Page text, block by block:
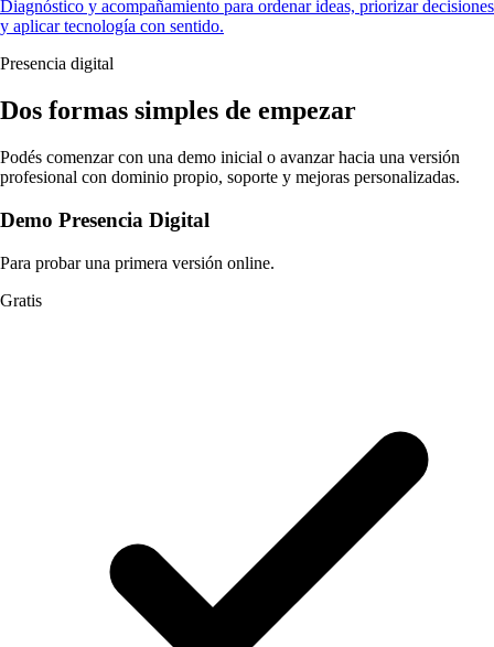
Diagnóstico y acompañamiento para ordenar ideas, priorizar decisiones
y aplicar tecnología con sentido.
Presencia digital
Dos formas simples de empezar
Podés comenzar con una demo inicial o avanzar hacia una versión
profesional con dominio propio, soporte y mejoras personalizadas.
Demo Presencia Digital
Para probar una primera versión online.
Gratis